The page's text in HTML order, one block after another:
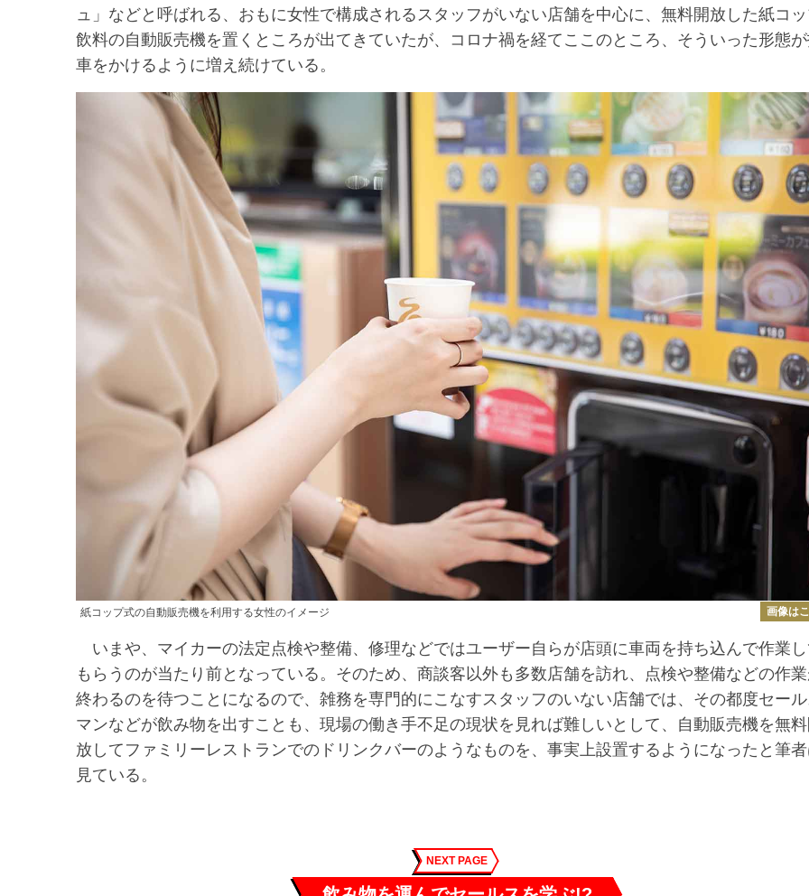
ュ」などと呼ばれる、おもに女性で構成されるスタッフがいない店舗を中心に、無料開放した紙コ
飲料の自動販売機を置くところが出てきていたが、コロナ禍を経てここのところ、そういった形態
車をかけるように増え続けている。
紙コップ式の自動販売機を利用する女性のイメージ 画像は
いまや、マイカーの法定点検や整備、修理などではユーザー自らが店頭に車両を持ち込んで作業
もらうのが当たり前となっている。そのため、商談客以外も多数店舗を訪れ、点検や整備などの作
終わるのを待つことになるので、雑務を専門的にこなすスタッフのいない店舗では、その都度セー
マンなどが飲み物を出すことも、現場の働き手不足の現状を見れば難しいとして、自動販売機を無
放してファミリーレストランでのドリンクバーのようなものを、事実上設置するようになったと筆
見ている。
NEXT PAGE